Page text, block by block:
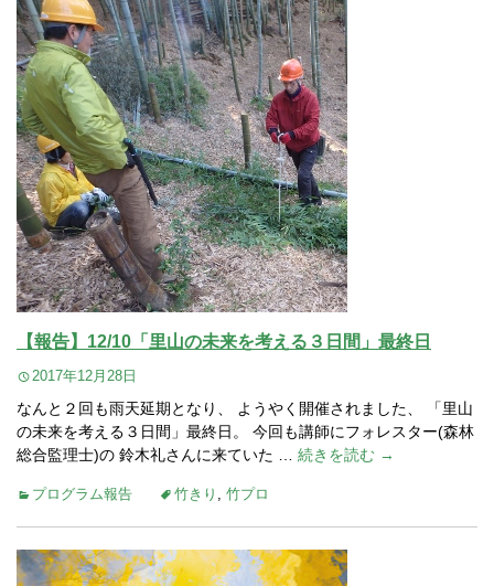
【報告】12/10「里山の未来を考える３日間」最終日
2017年12月28日
なんと２回も雨天延期となり、 ようやく開催されました、 「里山
の未来を考える３日間」最終日。 今回も講師にフォレスター(森林
総合監理士)の 鈴木礼さんに来ていた … 続きを読む →
プログラム報告 竹きり , 竹プロ